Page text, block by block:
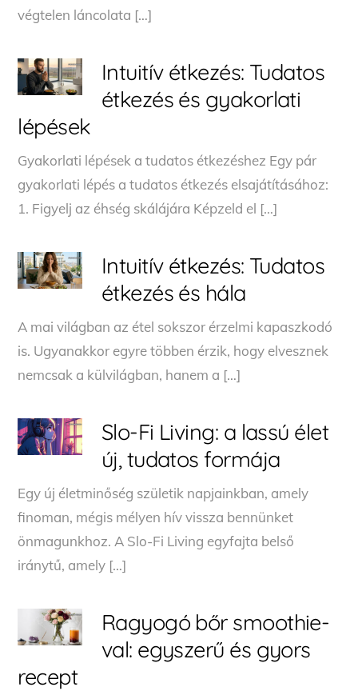
végtelen láncolata […]
Intuitív étkezés: Tudatos
étkezés és gyakorlati
lépések
Gyakorlati lépések a tudatos étkezéshez Egy pár
gyakorlati lépés a tudatos étkezés elsajátításához:
1. Figyelj az éhség skálájára Képzeld el […]
Intuitív étkezés: Tudatos
étkezés és hála
A mai világban az étel sokszor érzelmi kapaszkodó
is. Ugyanakkor egyre többen érzik, hogy elvesznek
nemcsak a külvilágban, hanem a […]
Slo-Fi Living: a lassú élet
új, tudatos formája
Egy új életminőség születik napjainkban, amely
finoman, mégis mélyen hív vissza bennünket
önmagunkhoz. A Slo-Fi Living egyfajta belső
iránytű, amely […]
Ragyogó bőr smoothie-
val: egyszerű és gyors
recept